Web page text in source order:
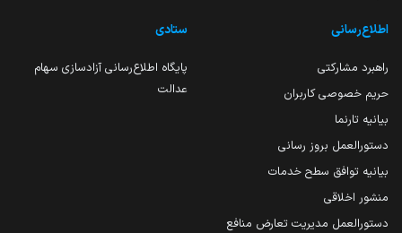
اطلاع‌رسانی
راهبرد مشارکتی
حریم خصوصی کاربران
بیانیه تارنما
دستورالعمل بروز رسانی
بیانیه توافق سطح خدمات
منشور اخلاقی
دستورالعمل مدیریت تعارض منافع
ستادی
پایگاه اطلاع‌رسانی آزادسازی سهام
عدالت